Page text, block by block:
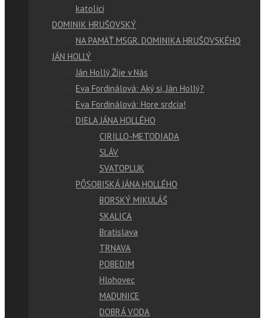
katolíci
DOMINIK HRUŠOVSKÝ
NA PAMÄŤ MSGR. DOMINIKA HRUŠOVSKÉHO
JÁN HOLLÝ
Ján Hollý Žije v Nás
Eva Fordinálová: Aký si, Ján Hollý?
Eva Fordinálová: Hore srdcia!
DIELA JÁNA HOLLÉHO
CIRILLO-METODIADA
SLÁV
SVATOPLUK
PÔSOBISKÁ JÁNA HOLLÉHO
BORSKÝ MIKULÁŠ
SKALICA
Bratislava
TRNAVA
POBEDIM
Hlohovec
MADUNICE
DOBRÁ VODA